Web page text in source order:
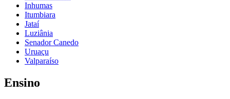
Inhumas
Itumbiara
Jataí
Luziânia
Senador Canedo
Uruaçu
Valparaíso
Ensino